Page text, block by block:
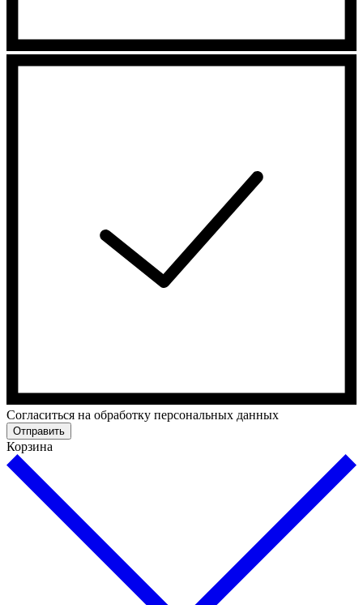
Cогласиться на обработку персональных данных
Отправить
Корзина